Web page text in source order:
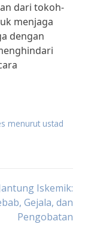
dari tokoh-
menjaga
dengan
menurut ustad
Iskemik:
Gejala, dan
Pengobatan